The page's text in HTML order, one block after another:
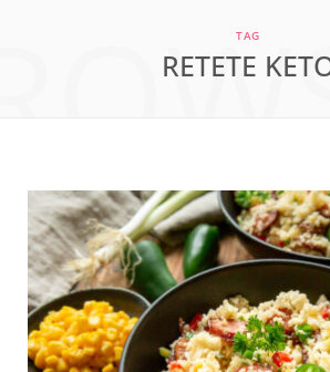
TAG
RETETE